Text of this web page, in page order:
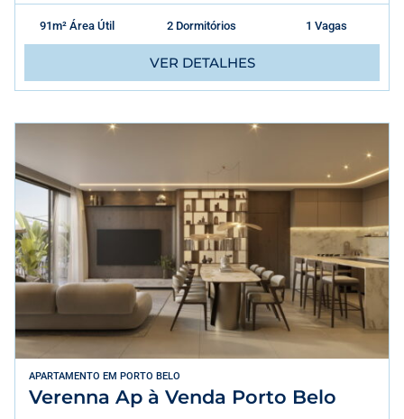
91m² Área Útil 2 Dormitórios 1 Vagas
VER DETALHES
APARTAMENTO EM PORTO BELO
Verenna Ap à Venda Porto Belo